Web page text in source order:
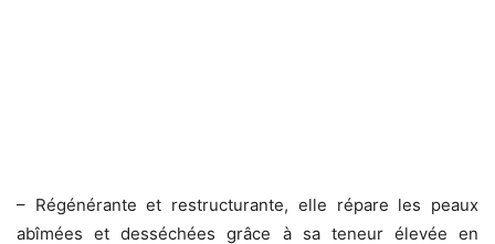
– Régénérante et restructurante, elle répare les peaux
abîmées et desséchées grâce à sa teneur élevée en